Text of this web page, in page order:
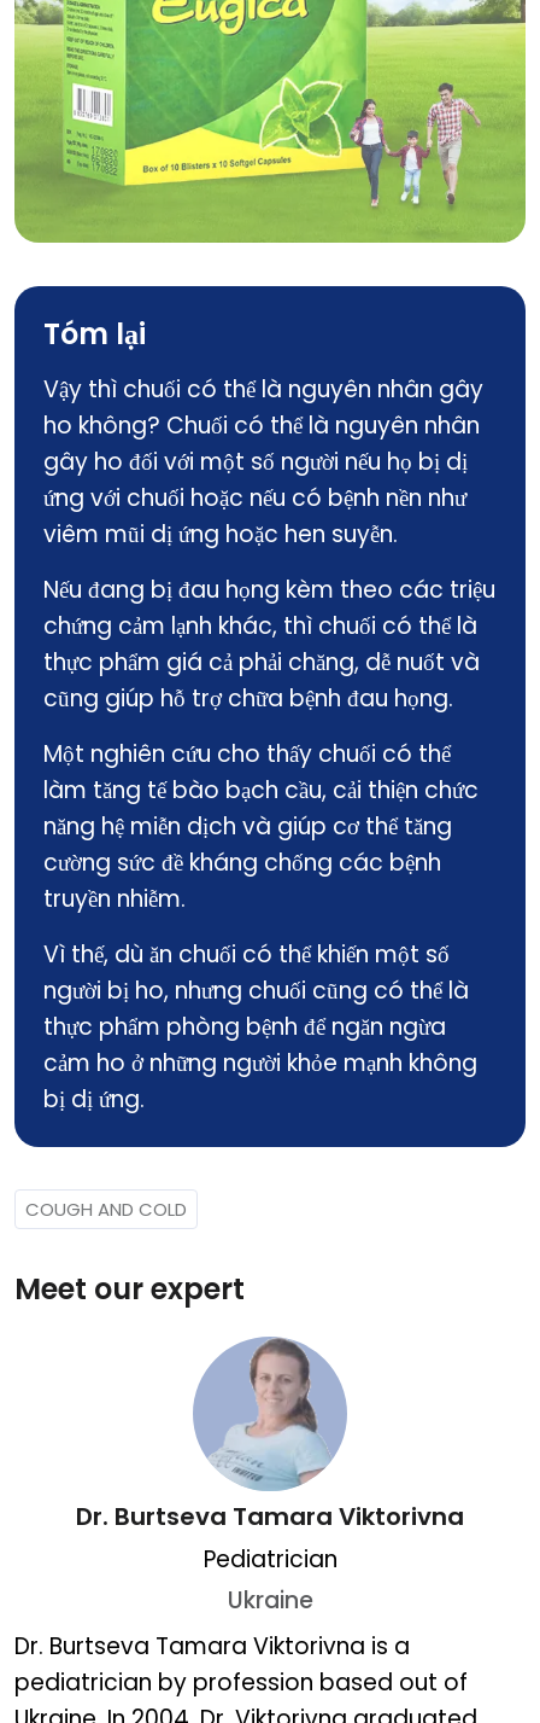
Tóm lại
Vậy thì chuối có thể là nguyên nhân gây
ho không? Chuối có thể là nguyên nhân
gây ho đối với một số người nếu họ bị dị
ứng với chuối hoặc nếu có bệnh nền như
viêm mũi dị ứng hoặc hen suyễn.
Nếu đang bị đau họng kèm theo các triệu
chứng cảm lạnh khác, thì chuối có thể là
thực phẩm giá cả phải chăng, dễ nuốt và
cũng giúp hỗ trợ chữa bệnh đau họng.
Một nghiên cứu cho thấy chuối có thể
làm tăng tế bào bạch cầu, cải thiện chức
năng hệ miễn dịch và giúp cơ thể tăng
cường sức đề kháng chống các bệnh
truyền nhiễm.
Vì thế, dù ăn chuối có thể khiến một số
người bị ho, nhưng chuối cũng có thể là
thực phẩm phòng bệnh để ngăn ngừa
cảm ho ở những người khỏe mạnh không
bị dị ứng.
COUGH AND COLD
Meet our expert
Dr. Burtseva Tamara Viktorivna
Pediatrician
Ukraine
Dr. Burtseva Tamara
Dr. Burtseva Tamara Viktorivna is a
pediatrician by profession based out of